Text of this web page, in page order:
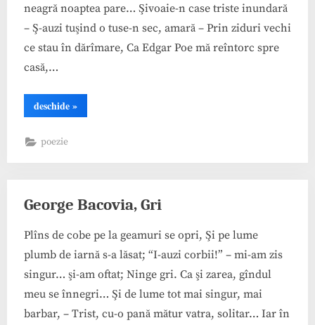
neagră noaptea pare… Şivoaie-n case triste inundară
– Ş-auzi tuşind o tuse-n sec, amară – Prin ziduri vechi
ce stau în dărîmare, Ca Edgar Poe mă reîntorc spre
casă,…
deschide“George
Bacovia,
»
poezie
George Bacovia, Gri
Plîns de cobe pe la geamuri se opri, Şi pe lume
plumb de iarnă s-a lăsat; “I-auzi corbii!” – mi-am zis
singur… şi-am oftat; Ninge gri. Ca şi zarea, gîndul
meu se înnegri… Şi de lume tot mai singur, mai
barbar, – Trist, cu-o pană mătur vatra, solitar… Iar în